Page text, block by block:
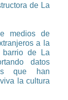
de La
medios de
a la
barrio de La
datos
que han
la cultura